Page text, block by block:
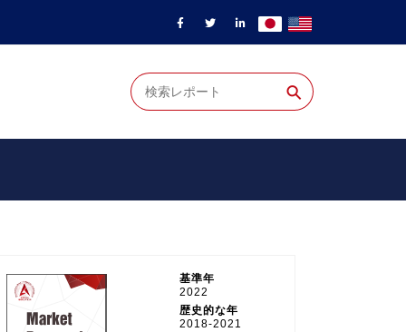
⚲
基準年
2022
歴史的な年
2018-2021